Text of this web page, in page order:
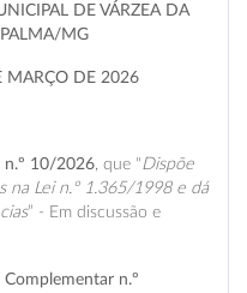
DE VÁRZEA DA
PALMA/MG
MARÇO DE 2026
n.º 10/2026, que "Dispõe
na Lei n.º 1.365/1998 e dá
” - Em discussão e
Complementar n.º